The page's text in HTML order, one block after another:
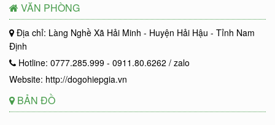
VĂN PHÒNG
Địa chỉ: Làng Nghề Xã Hải Minh - Huyện Hải Hậu - Tỉnh Nam
Định
Hotline: 0777.285.999 - 0911.80.6262 / zalo
Website: http://dogohiepgia.vn
BẢN ĐỒ